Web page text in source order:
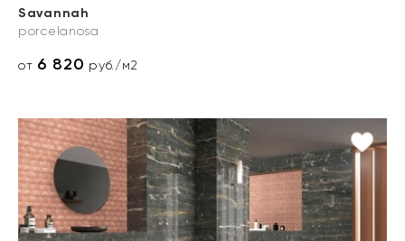
Savannah
porcelanosa
от 6 820 руб./м2